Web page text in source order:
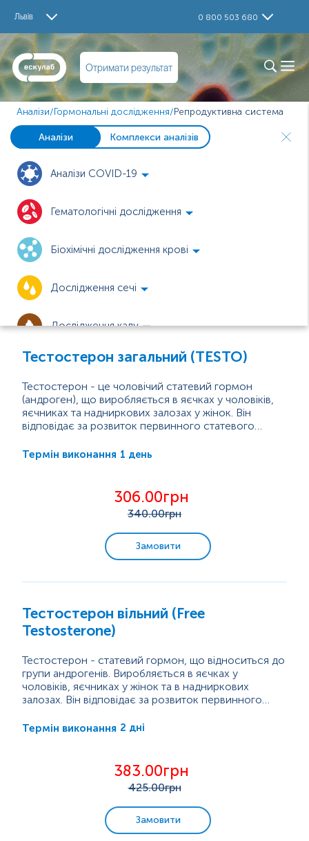
Львів 0 800 503 680
Отримати результат
Аналізи/Гормональні дослідження/Репродуктивна система
Аналізи Комплекси аналізів
Аналізи COVID-19
Гематологічні дослідження
Біохімічні дослідження крові
Дослідження сечі
Дослідження калу
Дослідження сперми
Інфекційні захворювання
Репродуктивна система
Щитоподібна та прищитоподібна залози
Вуглеводний обмін
Гіпоталамо-гіпофізарно-наднирникова
Оцінка гормональної регуляції еритропоезу
Імунологічні дослідження
Алергологічні дослідження
Маркери аутоімунних захворювань
Пренатальна діагностика. Моніторинг вагітності.
Тестостерон загальний (TESTO)
Тестостерон - це чоловічий статевий гормон
(андроген), що виробляється в яєчках у чоловіків,
яєчниках та надниркових залозах у жінок. Він
відповідає за розвиток первинного статевого
сперматогенез, збільшення пеніса та яєчок, а також
відносяться: зміна голосу, ріст волосся під пахвами,
в паху, на грудях, анаболічні ефекти, які включають...
Термін виконання 1 день
306.00грн
340.00грн
Замовити
Тестостерон вільний (Free
Testosterone)
Тестостерон - статевий гормон, що відноситься до
групи андрогенів. Виробляється в яєчках у
чоловіків, яєчниках у жінок та в надниркових
залозах. Він відповідає за розвиток первинного
сперматогенез, збільшення пеніса та яєчок, а також
відносяться: зміна голосу, ріст волосся під пахвами,
в паху, на грудях, анаболічні ефекти, які...
Термін виконання 2 дні
383.00грн
425.00грн
Замовити